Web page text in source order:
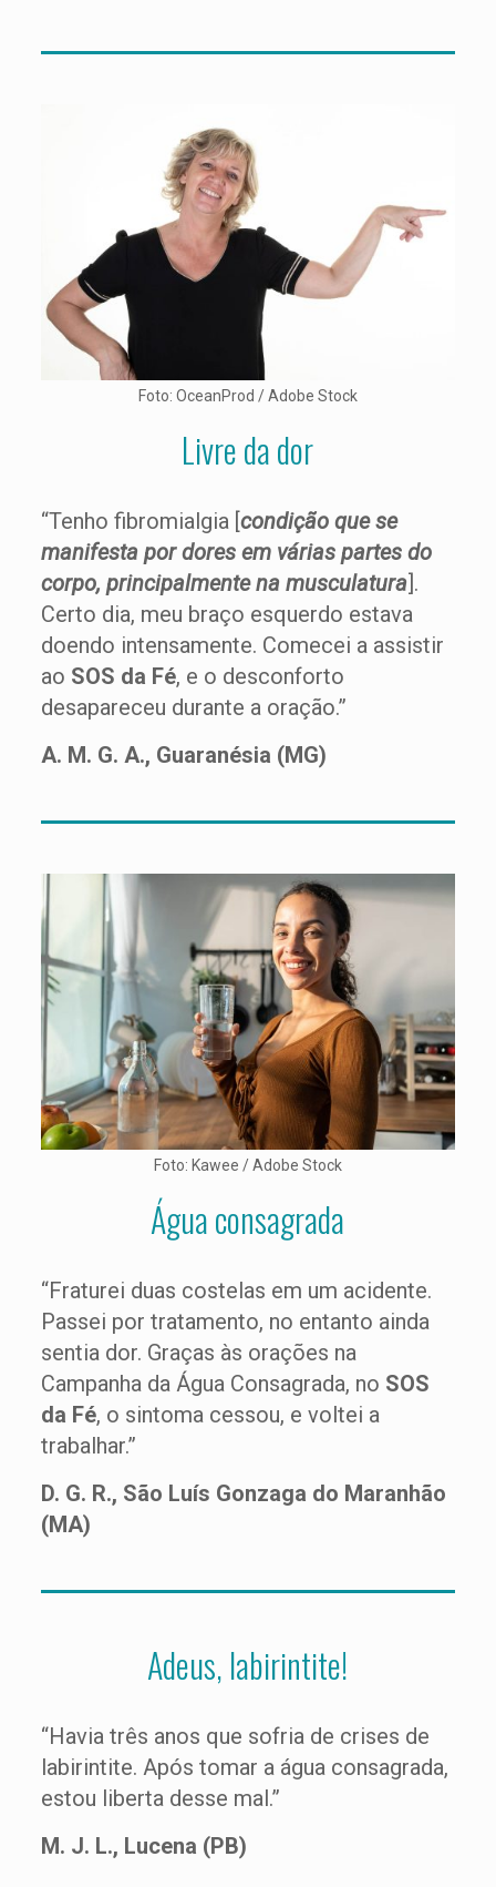
Foto: OceanProd / Adobe Stock
Livre da dor
“Tenho fibromialgia [condição que se
manifesta por dores em várias partes do
corpo, principalmente na musculatura].
Certo dia, meu braço esquerdo estava
doendo intensamente. Comecei a assistir
ao SOS da Fé, e o desconforto
desapareceu durante a oração.”
A. M. G. A., Guaranésia (MG)
Foto: Kawee / Adobe Stock
Água consagrada
“Fraturei duas costelas em um acidente.
Passei por tratamento, no entanto ainda
sentia dor. Graças às orações na
Campanha da Água Consagrada, no SOS
da Fé, o sintoma cessou, e voltei a
trabalhar.”
D. G. R., São Luís Gonzaga do Maranhão
(MA)
Adeus, labirintite!
“Havia três anos que sofria de crises de
labirintite. Após tomar a água consagrada,
estou liberta desse mal.”
M. J. L., Lucena (PB)